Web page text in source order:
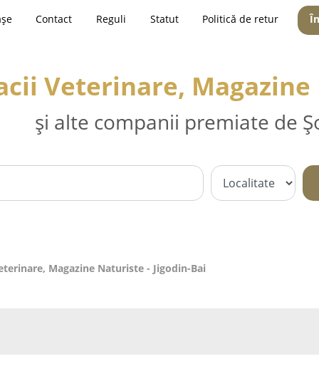
Contact Reguli Statut Politică de retur
Veterinare,
și alte companii premiate de
Magazine Naturiste - Jigodin-Bai